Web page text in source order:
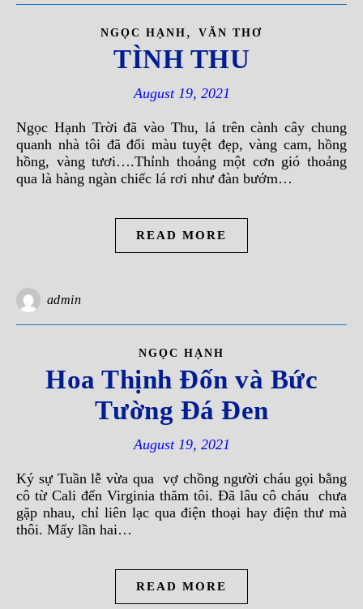
NGỌC HẠNH , VĂN THƠ
TÌNH THU
August 19, 2021
Ngọc Hạnh Trời đã vào Thu, lá trên cành cây chung
quanh nhà tôi đã đổi màu tuyệt đẹp, vàng cam, hồng
hồng, vàng tươi….Thỉnh thoảng một cơn gió thoảng
qua là hàng ngàn chiếc lá rơi như đàn bướm…
READ MORE
admin
NGỌC HẠNH
Hoa Thịnh Đốn và Bức
Tường Đá Đen
August 19, 2021
Ký sự Tuần lễ vừa qua vợ chồng người cháu gọi bằng
cô từ Cali đến Virginia thăm tôi. Đã lâu cô cháu chưa
gặp nhau, chỉ liên lạc qua điện thoại hay điện thư mà
thôi. Mấy lần hai…
READ MORE